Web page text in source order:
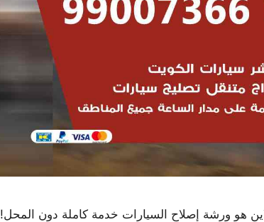
هو ورشة إصلاح السيارات خدمة كاملة دون المحل!